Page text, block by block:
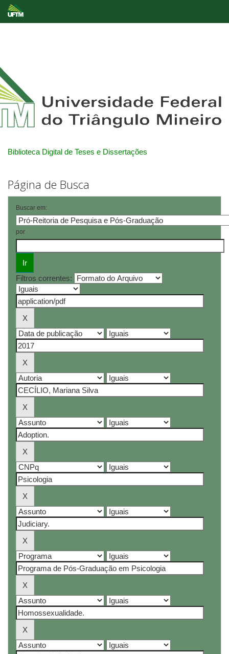
Biblioteca Digital de Teses e Dissertações
Página de Busca
Buscar em:
por
Filtros correntes: